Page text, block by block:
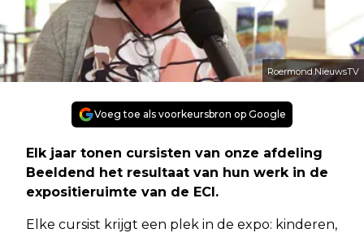
Roermond.NieuwsTV
Voeg toe als voorkeursbron op Google
Elk jaar tonen cursisten van onze afdeling
Beeldend het resultaat van hun werk in de
expositieruimte van de ECI.
Elke cursist krijgt een plek in de expo: kinderen,